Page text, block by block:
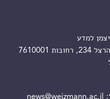
למדע
7610001
news@weizmann.ac.il